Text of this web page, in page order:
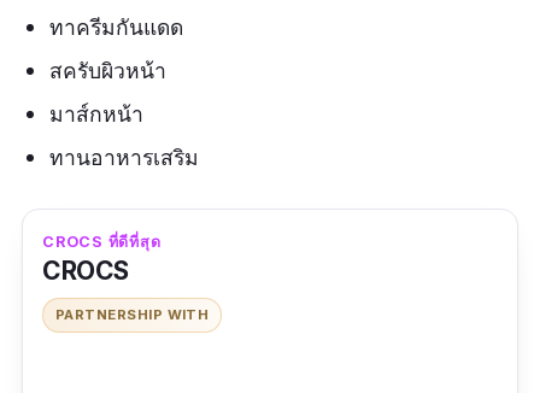
ทาครีมกันแดด
สครับผิวหน้า
มาส์กหน้า
ทานอาหารเสริม
CROCS ที่ดีที่สุด
CROCS
PARTNERSHIP WITH